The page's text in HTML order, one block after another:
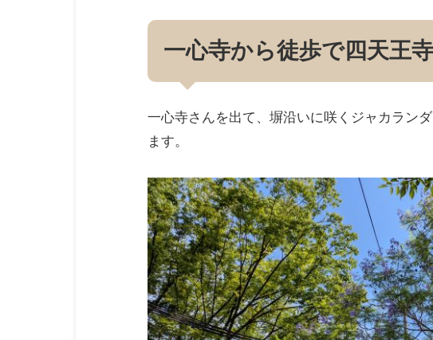
一心寺から徒歩で四天王
一心寺さんを出て、塀沿いに咲くジャカラン
ます。